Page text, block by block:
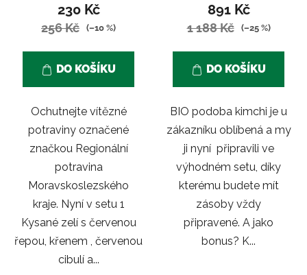
230 Kč
256 Kč (–10 %)
DO KOŠÍKU
Ochutnejte vítězné
potraviny označené
značkou Regionální
potravina
Moravskoslezského
kraje. Nyní v setu 1
Kysané zelí s červenou
řepou, křenem , červenou
cibulí a...
891 Kč
1 188 Kč (–25 %)
DO KOŠÍKU
BIO podoba kimchi je u
zákazníku oblíbená a my
ji nyní připravili ve
výhodném setu, díky
kterému budete mít
zásoby vždy
připravené. A jako
bonus? K...